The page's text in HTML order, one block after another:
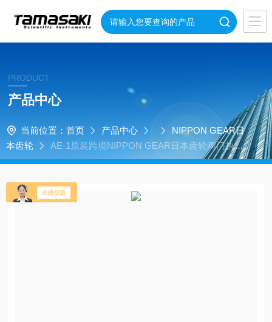
PRODUCT
产品中心
当前位置： 首页 产品中心
NIPPON GEAR日
本齿轮
AE-1原装跨境NIPPON GEAR日本齿轮阀门执行
器